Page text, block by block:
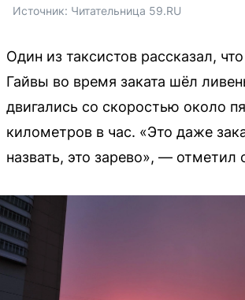
Источник: Читательница 59.RU
Один из таксистов рассказал,
Гайвы во время заката шёл
двигались со скоростью около
километров в час. «Это даже
назвать, это зарево», — отметил